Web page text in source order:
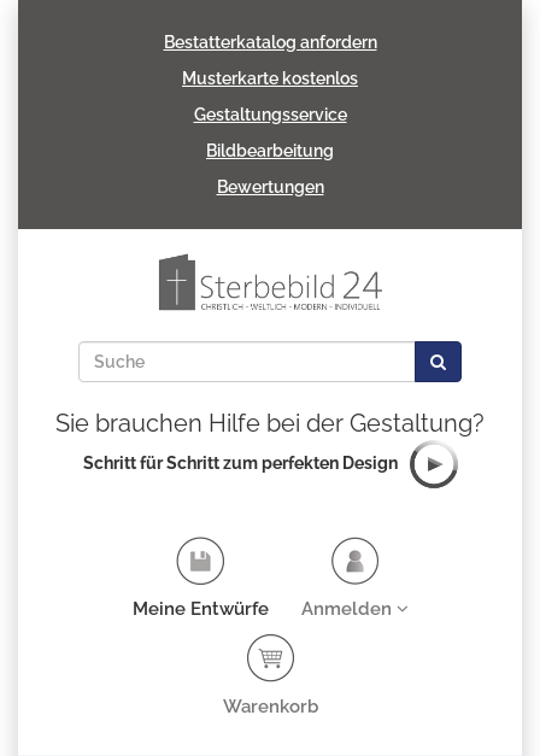
Bestatterkatalog anfordern
Musterkarte kostenlos
Gestaltungsservice
Bildbearbeitung
Bewertungen
Sie brauchen Hilfe bei der Gestaltung?
Schritt für Schritt zum perfekten Design
Meine Entwürfe Anmelden
Warenkorb